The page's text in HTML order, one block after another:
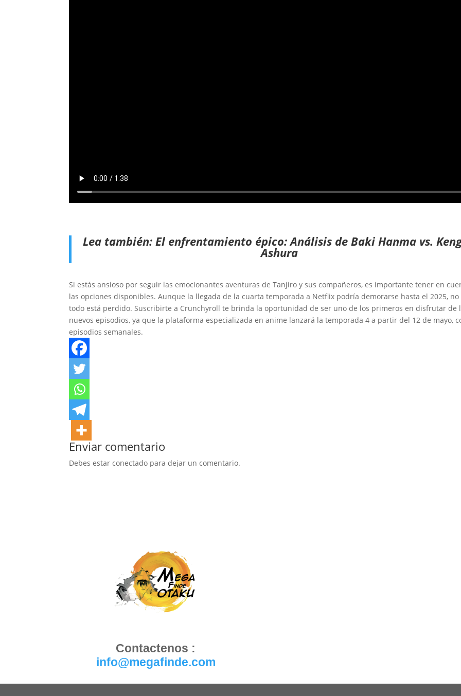
Lea también:El enfrentamiento épico: Análisis de Baki Hanma vs.
Ashura
Si estás ansioso por seguir las emocionantes aventuras de Tanjiro y sus compañeros, es importante tener en
las opciones disponibles. Aunque la llegada de la cuarta temporada a Netflix podría demorarse hasta el 2025, no
todo está perdido. Suscribirte a Crunchyroll te brinda la oportunidad de ser uno de los primeros en disfrutar de
nuevos episodios, ya que la plataforma especializada en anime lanzará la temporada 4 a partir del 12 de mayo,
episodios semanales.
Enviar comentario
Debes estar conectado para dejar un comentario.
Contactenos :
info@megafinde.com